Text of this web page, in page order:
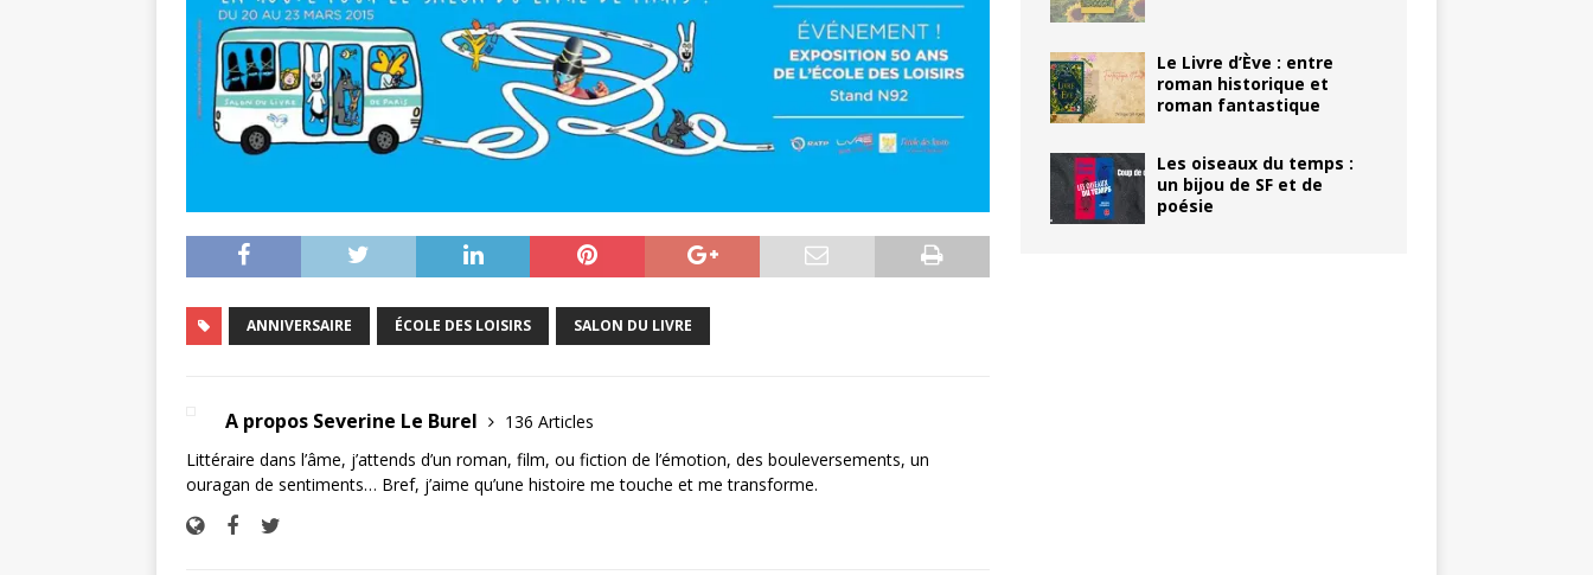
ANNIVERSAIRE ÉCOLE DES LOISIRS SALON DU LIVRE
A propos Severine Le Burel
136 Articles
Littéraire dans l’âme, j’attends d’un roman, film, ou fiction de l’émotion, des bouleversements, un
ouragan de sentiments… Bref, j’aime qu’une histoire me touche et me transforme.
Le Livre d’Ève : entre
roman historique et
roman fantastique
Les oiseaux du temps :
un bijou de SF et de
poésie